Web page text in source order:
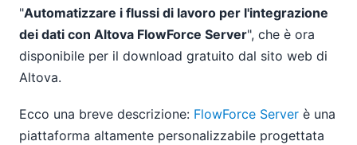
"Automatizzare i flussi di lavoro per l'integrazione
dei dati con Altova FlowForce Server", che è ora
disponibile per il download gratuito dal sito web di
Altova.
Ecco una breve descrizione: FlowForce Server è una
piattaforma altamente personalizzabile progettata